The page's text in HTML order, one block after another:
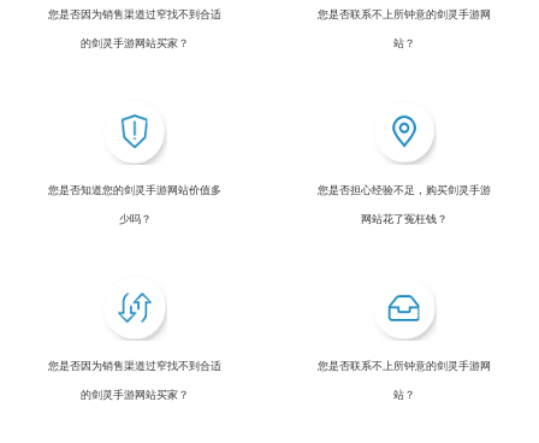
您是否因为销售渠道过窄找不到合适
的剑灵手游网站买家？
您是否联系不上所钟意的剑灵手游网
站？
您是否知道您的剑灵手游网站价值多
少吗？
您是否担心经验不足，购买剑灵手游
网站花了冤枉钱？
您是否因为销售渠道过窄找不到合适
的剑灵手游网站买家？
您是否联系不上所钟意的剑灵手游网
站？